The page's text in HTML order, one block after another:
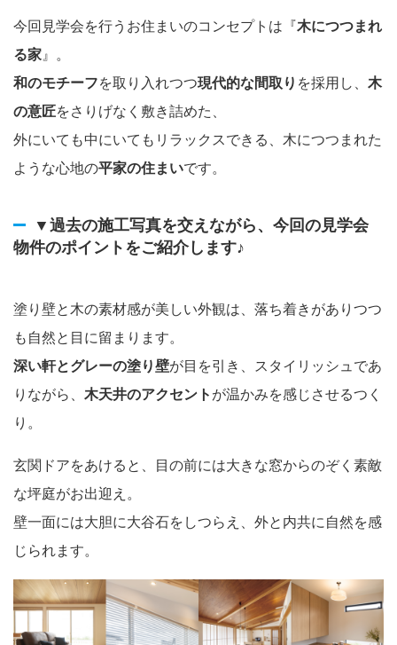
今回見学会を行うお住まいのコンセプトは『木につつまれ
る家 』。
和のモチーフを取り入れつつ現代的な間取り を採用し、 木
の意匠をさりげなく敷き詰めた、
外にいても中にいてもリラックスできる、木につつまれた
ような心地の平家の住まいです。
▼過去の施工写真を交えながら、今回の見学会
物件のポイントをご紹介します♪
塗り壁と木の素材感が美しい外観は、落ち着きがありつつ
も自然と目に留まります。
深い軒とグレーの塗り壁が目を引き、スタイリッシュであ
りながら、 木天井のアクセント が温かみを感じさせるつく
り。
玄関ドアをあけると、目の前には大きな窓からのぞく素敵
な坪庭がお出迎え。
壁一面には大胆に大谷石をしつらえ、外と内共に自然を感
じられます。